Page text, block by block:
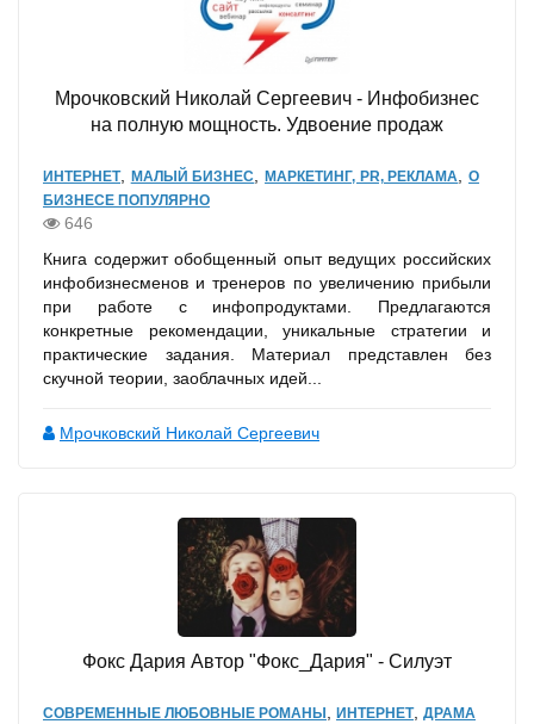
Мрочковский Николай Сергеевич - Инфобизнес
на полную мощность. Удвоение продаж
ИНТЕРНЕТ, МАЛЫЙ БИЗНЕС,МАРКЕТИНГ, PR, РЕКЛАМА,О
БИЗНЕСЕ ПОПУЛЯРНО
646
Книга содержит обобщенный опыт ведущих российских
инфобизнесменов и тренеров по увеличению прибыли
при работе с инфопродуктами. Предлагаются
конкретные рекомендации, уникальные стратегии и
практические задания. Материал представлен без
скучной теории, заоблачных идей...
Мрочковский Николай Сергеевич
Фокс Дария Автор "Фокс_Дария" - Силуэт
СОВРЕМЕННЫЕ ЛЮБОВНЫЕ РОМАНЫ ИНТЕРНЕТ, ДРАМА